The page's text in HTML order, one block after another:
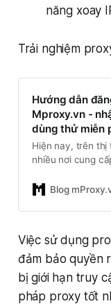
năng xoay
Trải nghiệm
Hướng dẫn
Mproxy.vn -
dùng thử miễn
Hiện nay, trên thị
nhiều nơi cung
chọn như thế
uy tín hay độ bảo
Blog
Việc sử dụng
đảm bảo quyền
bị giới hạn truy
pháp proxy tốt